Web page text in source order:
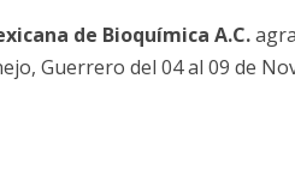
de Bioquímica A.C.
Guerrero del 04 al 09 de